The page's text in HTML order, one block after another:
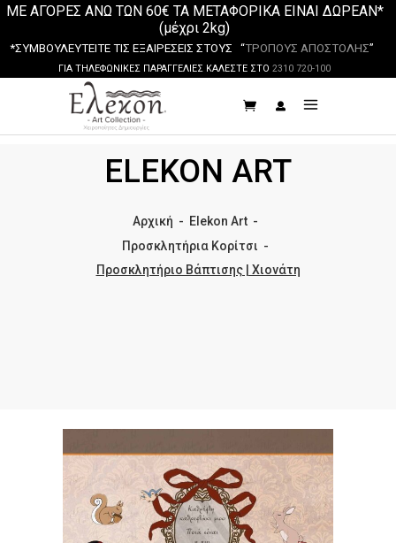
ΜΕ ΑΓΟΡΕΣ ΑΝΩ ΤΩΝ 60€ ΤΑ ΜΕΤΑΦΟΡΙΚΑ ΕΙΝΑΙ ΔΩΡΕΑΝ*
(μέχρι 2kg)
*ΣΥΜΒΟΥΛΕΥΤΕΙΤΕ ΤΙΣ ΕΞΑΙΡΕΣΕΙΣ ΣΤΟΥΣ “ΤΡΟΠΟΥΣ ΑΠΟΣΤΟΛΗΣ”
ΓΙΑ ΤΗΛΕΦΩΝΙΚΕΣ ΠΑΡΑΓΓΕΛΙΕΣ ΚΑΛΕΣΤΕ ΣΤΟ 2310 720-100
ELEKON ART
Αρχική - Elekon Art -
Προσκλητήρια Κορίτσι -
Προσκλητήριο Βάπτισης | Χιονάτη